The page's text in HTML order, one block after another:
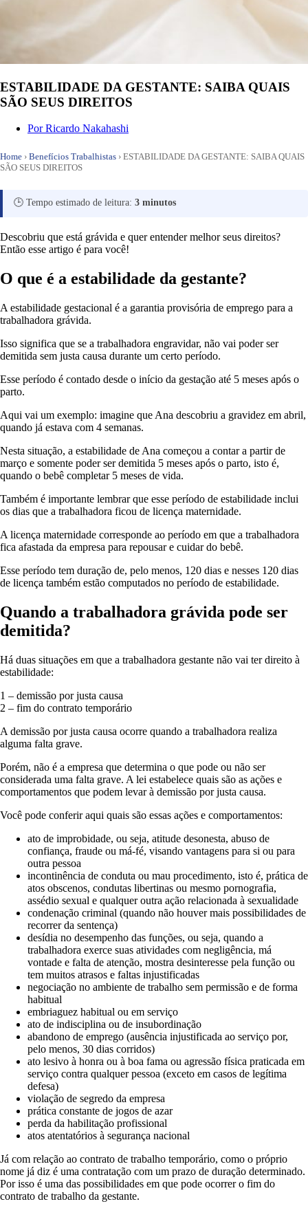
ESTABILIDADE DA GESTANTE: SAIBA QUAIS
SÃO SEUS DIREITOS
PorRicardo Nakahashi
Home › Benefícios Trabalhistas › ESTABILIDADE DA GESTANTE: SAIBA QUAIS
SÃO SEUS DIREITOS
🕒 Tempo estimado de leitura: 3 minutos
Descobriu que está grávida e quer entender melhor seus direitos?
Então esse artigo é para você!
O que é a estabilidade da gestante?
A estabilidade gestacional é a garantia provisória de emprego para a
trabalhadora grávida.
Isso significa que se a trabalhadora engravidar, não vai poder ser
demitida sem justa causa durante um certo período.
Esse período é contado desde o início da gestação até 5 meses após o
parto.
Aqui vai um exemplo: imagine que Ana descobriu a gravidez em abril,
quando já estava com 4 semanas.
Nesta situação, a estabilidade de Ana começou a contar a partir de
março e somente poder ser demitida 5 meses após o parto, isto é,
quando o bebê completar 5 meses de vida.
Também é importante lembrar que esse período de estabilidade inclui
os dias que a trabalhadora ficou de licença maternidade.
A licença maternidade corresponde ao período em que a trabalhadora
fica afastada da empresa para repousar e cuidar do bebê.
Esse período tem duração de, pelo menos, 120 dias e nesses 120 dias
de licença também estão computados no período de estabilidade.
Quando a trabalhadora grávida pode ser
demitida?
Há duas situações em que a trabalhadora gestante não vai ter direito à
estabilidade:
1 – demissão por justa causa
2 – fim do contrato temporário
A demissão por justa causa ocorre quando a trabalhadora realiza
alguma falta grave.
Porém, não é a empresa que determina o que pode ou não ser
considerada uma falta grave. A lei estabelece quais são as ações e
comportamentos que podem levar à demissão por justa causa.
Você pode conferir aqui quais são essas ações e comportamentos:
ato de improbidade, ou seja, atitude desonesta, abuso de
confiança, fraude ou má-fé, visando vantagens para si ou para
outra pessoa
incontinência de conduta ou mau procedimento, isto é, prática de
atos obscenos, condutas libertinas ou mesmo pornografia,
assédio sexual e qualquer outra ação relacionada à sexualidade
condenação criminal (quando não houver mais possibilidades de
recorrer da sentença)
desídia no desempenho das funções, ou seja, quando a
trabalhadora exerce suas atividades com negligência, má
vontade e falta de atenção, mostra desinteresse pela função ou
tem muitos atrasos e faltas injustificadas
negociação no ambiente de trabalho sem permissão e de forma
habitual
embriaguez habitual ou em serviço
ato de indisciplina ou de insubordinação
abandono de emprego (ausência injustificada ao serviço por,
pelo menos, 30 dias corridos)
ato lesivo à honra ou à boa fama ou agressão física praticada em
serviço contra qualquer pessoa (exceto em casos de legítima
defesa)
violação de segredo da empresa
prática constante de jogos de azar
perda da habilitação profissional
atos atentatórios à segurança nacional
Já com relação ao contrato de trabalho temporário, como o próprio
nome já diz é uma contratação com um prazo de duração determinado.
Por isso é uma das possibilidades em que pode ocorrer o fim do
contrato de trabalho da gestante.